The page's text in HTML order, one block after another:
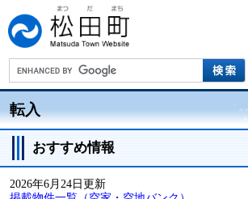
転入
おすすめ情報
2026年6月24日更新